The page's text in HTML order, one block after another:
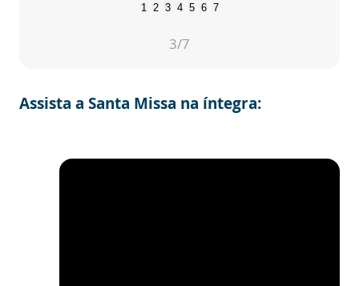
1 2 3 4 5 6 7
3/7
Assista a Santa Missa na íntegra: